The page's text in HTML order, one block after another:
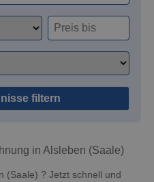
filtern
in Alsleben (Saale)
(Saale) ? Jetzt schnell und